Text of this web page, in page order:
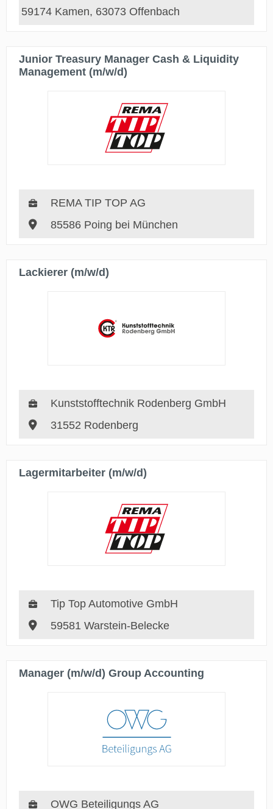
59174 Kamen, 63073 Offenbach
Junior Treasury Manager Cash & Liquidity
Management (m/w/d)
REMA TIP TOP AG
85586 Poing bei München
Lackierer (m/w/d)
Kunststofftechnik Rodenberg GmbH
31552 Rodenberg
Lagermitarbeiter (m/w/d)
Tip Top Automotive GmbH
59581 Warstein-Belecke
Manager (m/w/d) Group Accounting
OWG Beteiligungs AG